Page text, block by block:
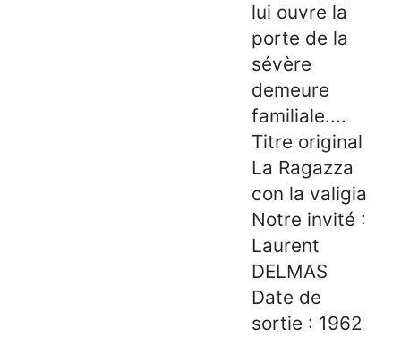
lui ouvre la
porte de la
sévère
demeure
familiale....
Titre original
La Ragazza
con la valigia
Notre invité :
Laurent
DELMAS
Date de
sortie : 1962